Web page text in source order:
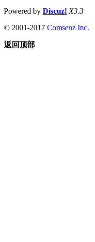
Powered by Discuz! X3.3
© 2001-2017 Comsenz Inc.
返回顶部